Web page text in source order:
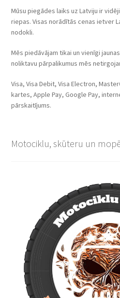
Mūsu piegādes laiks uz Latviju ir
riepas. Visas norādītās cenas ietver
nodokli.
Mēs piedāvājam tikai un vienīgi
noliktavu pārpalikumus mēs
Visa, Visa Debit, Visa Electron,
kartes, Apple Pay, Google Pay,
pārskaitījums.
Motociklu, skūteru un